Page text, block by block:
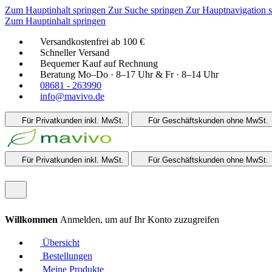
Zum Hauptinhalt springen Zur Suche springen Zur Hauptnavigation
Zum Hauptinhalt springen
Versandkostenfrei ab 100 €
Schneller Versand
Bequemer Kauf auf Rechnung
Beratung Mo–Do · 8–17 Uhr & Fr · 8–14 Uhr
08681 - 263990
info@mavivo.de
Für Privatkunden inkl. MwSt. Für Geschäftskunden ohne MwSt.
Für Privatkunden inkl. MwSt. Für Geschäftskunden ohne MwSt.
Willkommen Anmelden, um auf Ihr Konto zuzugreifen
Übersicht
Bestellungen
Meine Produkte